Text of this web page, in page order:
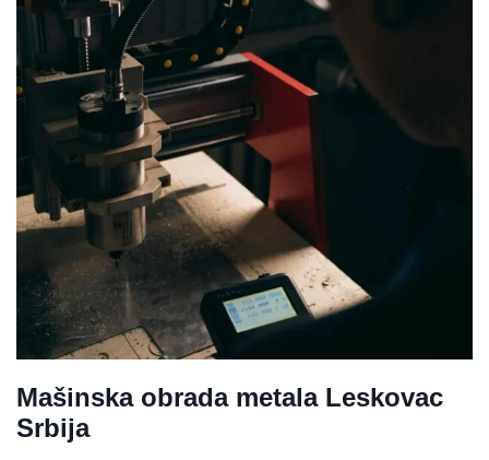
Mašinska obrada metala Leskovac
Srbija